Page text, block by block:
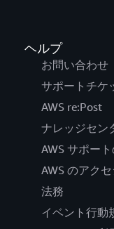
ヘルプ
お問い合わせ
サポートチケ
AWS re:Post
ナレッジセン
AWS サポー
AWS のアク
法務
イベント行動